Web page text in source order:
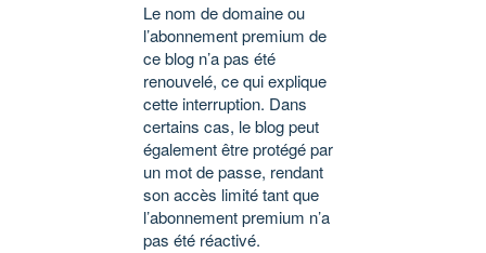
Le nom de domaine ou
l’abonnement premium de
ce blog n’a pas été
renouvelé, ce qui explique
cette interruption. Dans
certains cas, le blog peut
également être protégé par
un mot de passe, rendant
son accès limité tant que
l’abonnement premium n’a
pas été réactivé.